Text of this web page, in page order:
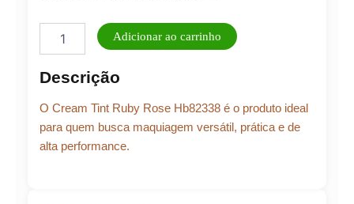
Trust
Rose
quantidade
Adicionar ao carrinho
Descrição
O Cream Tint Ruby Rose Hb82338 é o produto ideal
para quem busca maquiagem versátil, prática e de
alta performance.